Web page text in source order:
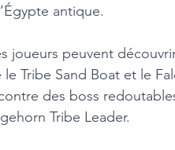
antique.
joueurs peuvent
Tribe Sand Boat et le
des boss
Tribe Leader.